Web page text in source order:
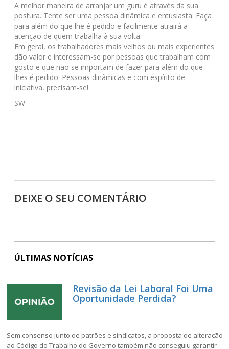
A melhor maneira de arranjar um guru é através da sua
postura. Tente ser uma pessoa dinâmica e entusiasta. Faça
para além do que lhe é pedido e facilmente atrairá a
atenção de quem trabalha à sua volta.
Em geral, os trabalhadores mais velhos ou mais experientes
dão valor e interessam-se por pessoas que trabalham com
gosto e que não se importam de fazer para além do que
lhes é pedido. Pessoas dinâmicas e com espírito de
iniciativa, precisam-se!
SW
DEIXE O SEU COMENTÁRIO
ÚLTIMAS NOTÍCIAS
Revisão da Lei Laboral Foi Uma
Oportunidade Perdida?
Sem consenso junto de patrões e sindicatos, a proposta de alteração
ao Código do Trabalho do Governo também não conseguiu garantir